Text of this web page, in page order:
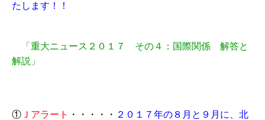
たします！！
「重大ニュース２０１７ その４：国際関係 解答と
解説」
① Ｊアラート ・・・・・ ２０１７年の８月と９月に、北